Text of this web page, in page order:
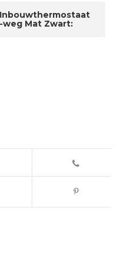
weg Mat Zwart: